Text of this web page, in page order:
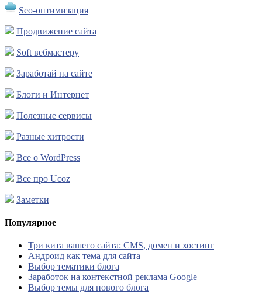
Seo-оптимизация
Продвижение сайта
Soft вебмастеру
Заработай на сайте
Блоги и Интернет
Полезные сервисы
Разные хитрости
Все о WordPress
Все про Ucoz
Заметки
Популярное
Три кита вашего сайта: CMS, домен и хостинг
Андроид как тема для сайта
Выбор тематики блога
Заработок на контекстной реклама Google
Выбор темы для нового блога